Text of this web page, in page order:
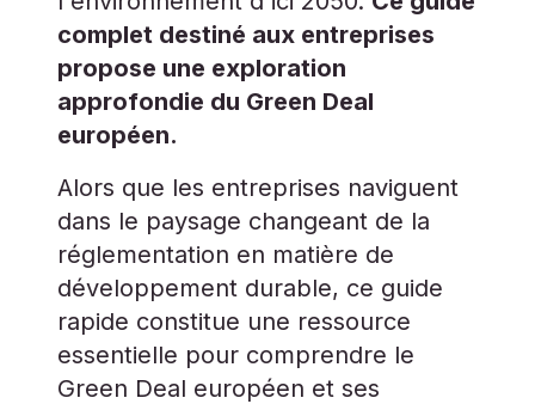
complet destiné aux entreprises
propose une exploration
approfondie du Green Deal
européen.
Alors que les entreprises naviguent
dans le paysage changeant de la
réglementation en matière de
développement durable, ce guide
rapide constitue une ressource
essentielle pour comprendre le
Green Deal européen et ses